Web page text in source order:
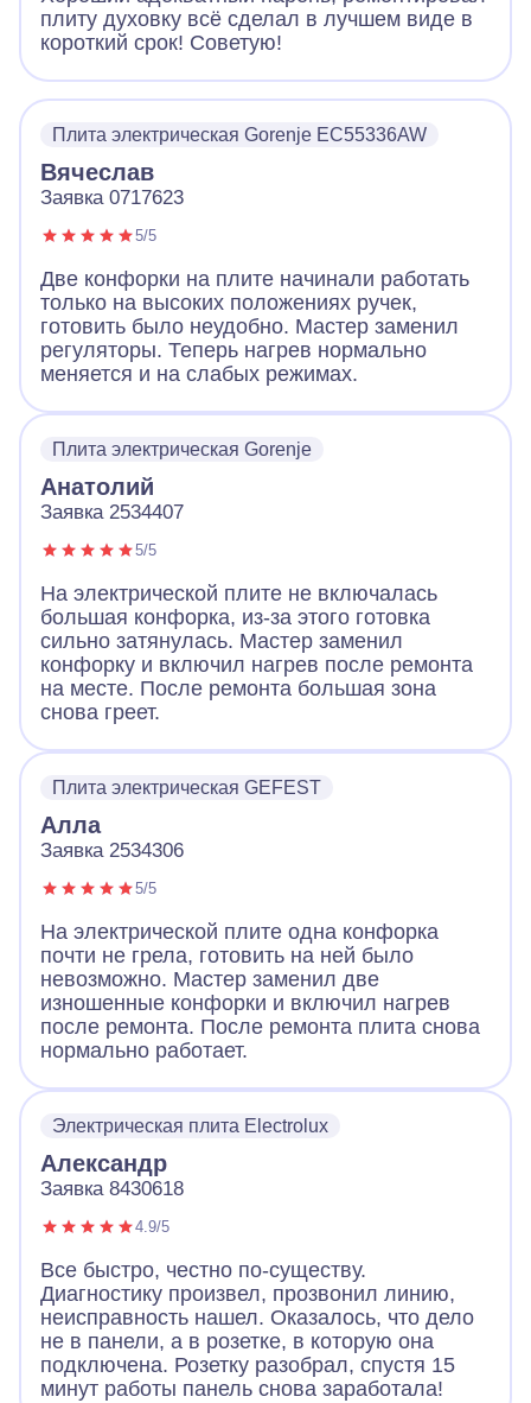
плиту духовку всё сделал в лучшем виде в
короткий срок! Советую!
Плита электрическая Gorenje EC55336AW
Вячеслав
Заявка 0717623
5/5
Две конфорки на плите начинали работать
только на высоких положениях ручек,
готовить было неудобно. Мастер заменил
регуляторы. Теперь нагрев нормально
меняется и на слабых режимах.
Плита электрическая Gorenje
Анатолий
Заявка 2534407
5/5
На электрической плите не включалась
большая конфорка, из-за этого готовка
сильно затянулась. Мастер заменил
конфорку и включил нагрев после ремонта
на месте. После ремонта большая зона
снова греет.
Плита электрическая GEFEST
Алла
Заявка 2534306
5/5
На электрической плите одна конфорка
почти не грела, готовить на ней было
невозможно. Мастер заменил две
изношенные конфорки и включил нагрев
после ремонта. После ремонта плита снова
нормально работает.
Электрическая плита Electrolux
Александр
Заявка 8430618
4.9/5
Все быстро, честно по-существу.
Диагностику произвел, прозвонил линию,
неисправность нашел. Оказалось, что дело
не в панели, а в розетке, в которую она
подключена. Розетку разобрал, спустя 15
минут работы панель снова заработала!